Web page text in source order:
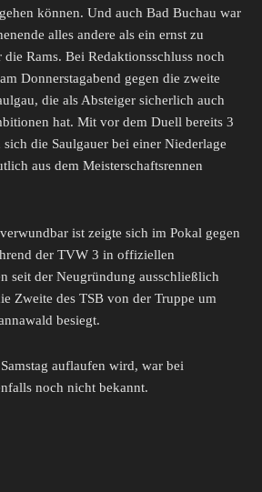
können. Und auch Bad Buchau war
alles andere als ein ernst zu
Rams. Bei Redaktionsschluss noch
Donnerstagabend gegen die zweite
die als Absteiger sicherlich auch
hat. Mit vor dem Duell bereits 3
die Saulgauer bei einer Niederlage
aus dem Meisterschaftsrennen
ist zeigte sich im Pokal gegen
der TVW 3 in offiziellen
seit der Neugründung ausschließlich
Zweite des TSB von der Truppe um
besiegt.
auflaufen wird, war bei
noch nicht bekannt.